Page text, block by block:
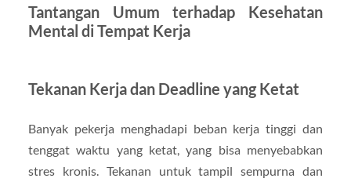
Tantangan Umum terhadap Kesehatan
Mental di Tempat Kerja
Tekanan Kerja dan Deadline yang Ketat
Banyak pekerja menghadapi beban kerja tinggi dan
tenggat waktu yang ketat, yang bisa menyebabkan
stres kronis. Tekanan untuk tampil sempurna dan